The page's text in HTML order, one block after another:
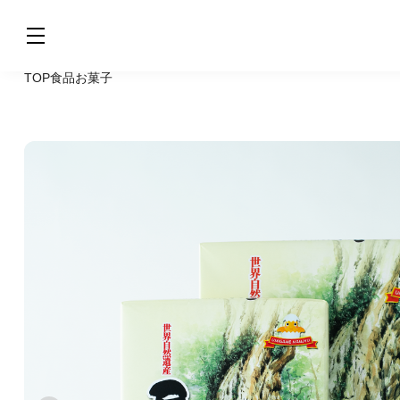
TOP食品お菓子